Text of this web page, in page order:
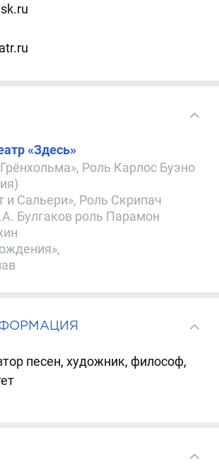
«Здесь»
Роль Карлос Буэно
и Сальери», Роль Скрипач
Булгаков роль Парамон
песен, художник, философ,